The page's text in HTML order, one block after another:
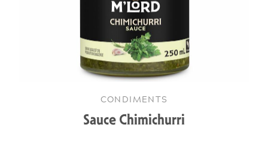
CONDIMENTS
Sauce Chimichurri